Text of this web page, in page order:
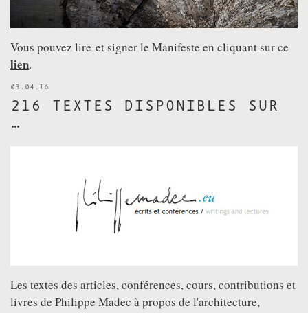
Vous pouvez lire et signer le Manifeste en cliquant sur ce
lien.
03.04.16
216 TEXTES DISPONIBLES SUR
…
Les textes des articles, conférences, cours, contributions et
livres de Philippe Madec à propos de l'architecture,